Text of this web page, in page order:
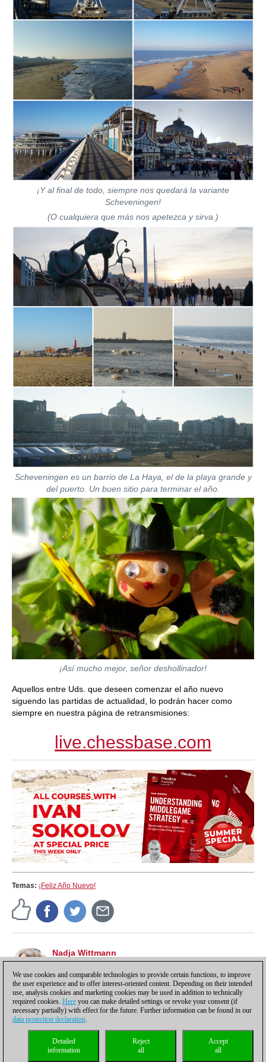
¡Y al final de todo, siempre nos quedará la variante
Scheveningen!
(O cualquiera que más nos apetezca y sirva.)
Scheveningen es un barrio de La Haya, el de la playa grande y
del puerto. Un buen sitio para terminar el año.
¡Así mucho mejor, señor deshollinador!
Aquellos entre Uds. que deseen comenzar el año nuevo
siguendo las partidas de actualidad, lo podrán hacer como
siempre en nuestra página de retransmisiones:
live.chessbase.com
Temas: ¡Feliz Año Nuevo!
Nadja Wittmann
Editora de la web de ChessBase con noticias en
castellano, tutoriales y marketing.
Política de privacidad |Para contactar Cookies Management
Licencias
Compliance Hotline
We use cookies and comparable technologies to provide certain functions, to improve
the user experience and to offer interest-oriented content. Depending on their intended
use, analysis cookies and marketing cookies may be used in addition to technically
required cookies. Here you can make detailed settings or revoke your consent (if
necessary partially) with effect for the future. Further information can be found in our
data protection declaration.
Accept
all
Reject
all
Detailed
information